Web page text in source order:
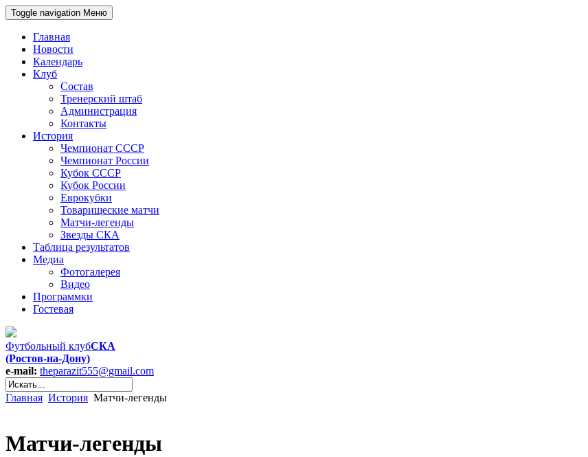
Toggle navigation Меню
Главная
Новости
Календарь
Клуб
Состав
Тренерский штаб
Администрация
Контакты
История
Чемпионат СССР
Чемпионат России
Кубок СССР
Кубок России
Еврокубки
Товарищеские матчи
Матчи-легенды
Звезды СКА
Таблица результатов
Медиа
Фотогалерея
Видео
Программки
Гостевая
Футбольный клубСКА
(Ростов-на-Дону)
e-mail: theparazit555@gmail.com
Главная История Матчи-легенды
Матчи-легенды